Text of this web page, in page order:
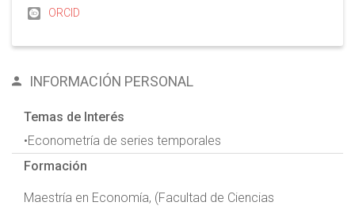
ORCID
INFORMACIÓN PERSONAL
Temas de Interés
•Econometría de series temporales
Formación
Maestría en Economía, (Facultad de Ciencias